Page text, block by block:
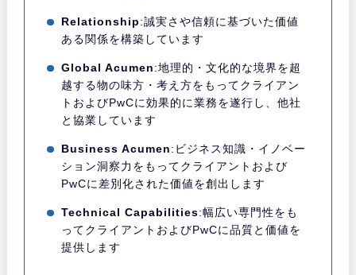
Relationship:誠実さや信頼に基づいた価値
ある関係を構築しています
Global Acumen:地理的・文化的な境界を超
越する物の味方・考え方をもってクライアン
トおよびPwCに効果的に業務を遂行し、他社
と協業しています
Business Acumen:ビジネス知識・イノベー
ション洞察力をもってクライアントおよび
PwCに差別化された価値を創出します
Technical Capabilities:幅広い専門性をも
ってクライアントおよびPwCに品質と価値を
提供します